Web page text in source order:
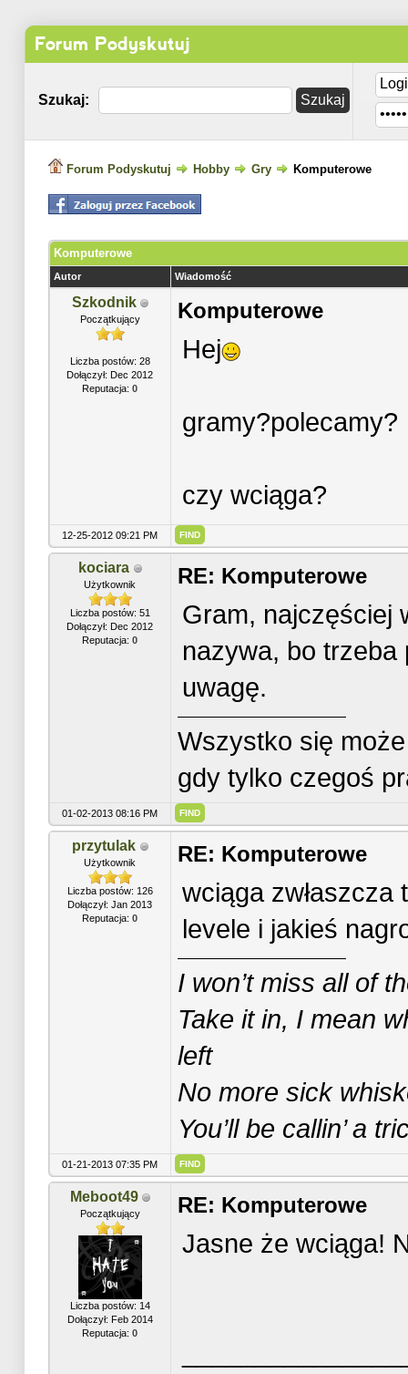
Forum Podyskutuj
Szukaj:
Forum Podyskutuj Hobby Gry Komputerowe
Komputerowe
Autor Wiadomość
Szkodnik
Początkujący
Liczba postów: 28
Dołączył: Dec 2012
Reputacja:0
Komputerowe
Hej
gramy?polecamy?
czy wciąga?
12-25-2012 09:21 PM FIND
kociara
Użytkownik
Liczba postów: 51
Dołączył: Dec 2012
Reputacja:0
RE: Komputerowe
Gram, najczęściej
nazywa, bo
uwagę.
Wszystko się
gdy tylko czegoś
01-02-2013 08:16 PM FIND
przytulak
Użytkownik
Liczba postów: 126
Dołączył: Jan 2013
Reputacja:0
RE: Komputerowe
wciąga
levele i jakieś
I won’t miss all of
Take it in, I mean
left
No more sick
You’ll be callin’ a
01-21-2013 07:35 PM FIND
Meboot49
Początkujący
Liczba postów: 14
Dołączył: Feb 2014
Reputacja:0
RE: Komputerowe
Jasne że wciąga!